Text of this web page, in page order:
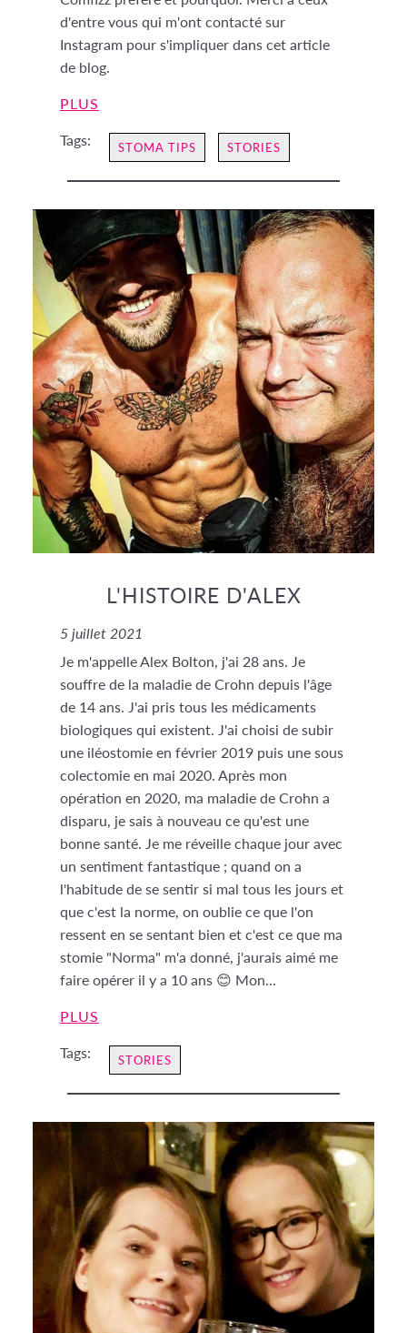
d'entre vous qui m'ont contacté sur
Instagram pour s'impliquer dans cet article
de blog.
PLUS
Tags: STOMA TIPS STORIES
L'HISTOIRE D'ALEX
5 juillet 2021
Je m'appelle Alex Bolton, j'ai 28 ans. Je
souffre de la maladie de Crohn depuis l'âge
de 14 ans. J'ai pris tous les médicaments
biologiques qui existent. J'ai choisi de subir
une iléostomie en février 2019 puis une sous
colectomie en mai 2020. Après mon
opération en 2020, ma maladie de Crohn a
disparu, je sais à nouveau ce qu'est une
bonne santé. Je me réveille chaque jour avec
un sentiment fantastique ; quand on a
l'habitude de se sentir si mal tous les jours et
que c'est la norme, on oublie ce que l'on
ressent en se sentant bien et c'est ce que ma
stomie "Norma" m'a donné, j'aurais aimé me
faire opérer il y a 10 ans 😊 Mon...
PLUS
Tags: STORIES